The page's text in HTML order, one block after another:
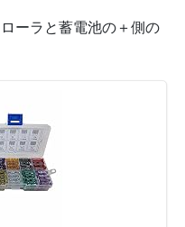
ーラと蓄電池の＋側の